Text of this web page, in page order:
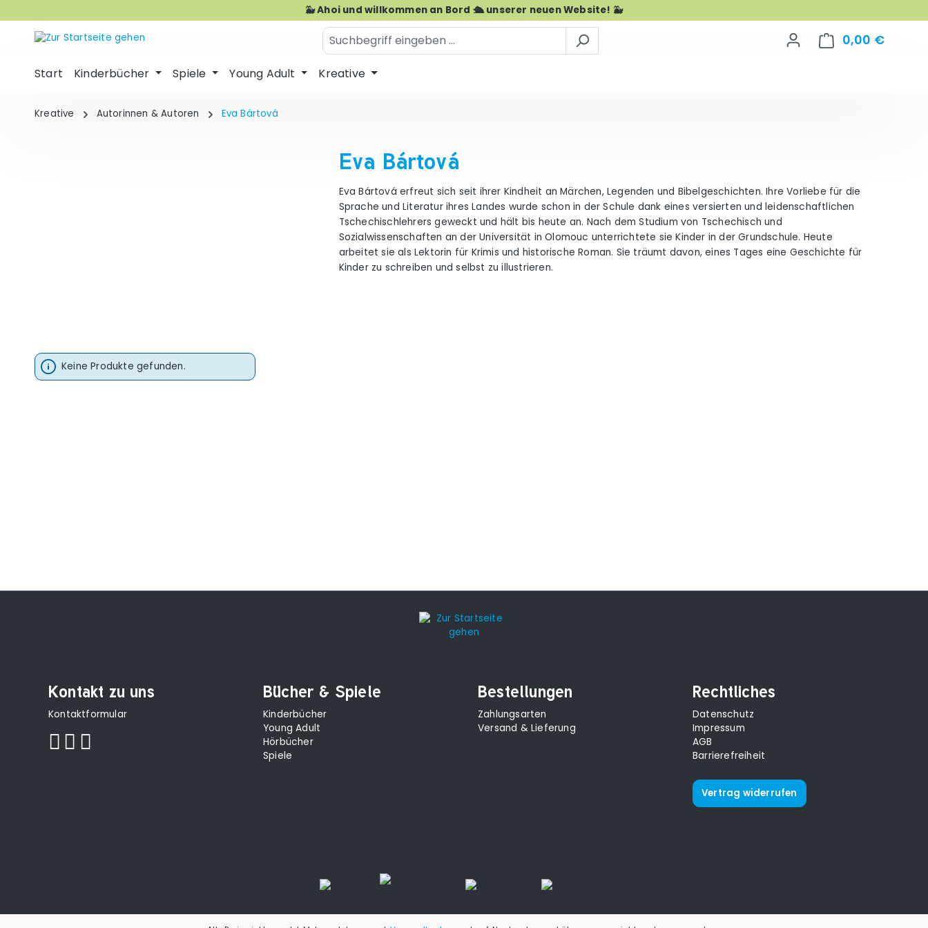
🐳 Ahoi und willkommen an Bord 🛳️ unserer neuen Website! 🐳
0,00 €
Start Kinderbücher Spiele Young Adult Kreative
Kreative Autorinnen & Autoren Eva Bártová
Eva Bártová
Eva Bártová erfreut sich seit ihrer Kindheit an Märchen, Legenden und Bibelgeschichten. Ihre Vorliebe für die
Sprache und Literatur ihres Landes wurde schon in der Schule dank eines versierten und leidenschaftlichen
Tschechischlehrers geweckt und hält bis heute an. Nach dem Studium von Tschechisch und
Sozialwissenschaften an der Universität in Olomouc unterrichtete sie Kinder in der Grundschule. Heute
arbeitet sie als Lektorin für Krimis und historische Roman. Sie träumt davon, eines Tages eine Geschichte für
Kinder zu schreiben und selbst zu illustrieren.
Keine Produkte gefunden.
Kontakt zu uns
Kontaktformular
Bücher & Spiele
Kinderbücher
Young Adult
Hörbücher
Spiele
Bestellungen
Zahlungsarten
Versand & Lieferung
Rechtliches
Datenschutz
Impressum
AGB
Barrierefreiheit
Vertrag widerrufen